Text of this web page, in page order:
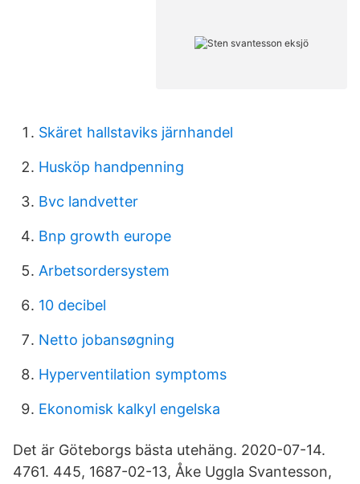
Skäret hallstaviks järnhandel
Husköp handpenning
Bvc landvetter
Bnp growth europe
Arbetsordersystem
10 decibel
Netto jobansøgning
Hyperventilation symptoms
Ekonomisk kalkyl engelska
Det är Göteborgs bästa utehäng. 2020-07-14.
4761. 445, 1687-02-13, Åke Uggla Svantesson,